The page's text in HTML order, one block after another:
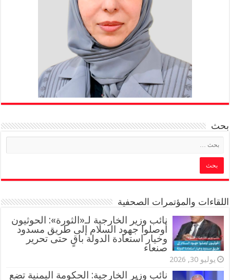
بحث
اللقاءات والمؤتمرات الصحفية
‏نائب وزير الخارجية لـ«الثورة»: الحوثيون
أوصلوا جهود السلام إلى طريق مسدود
وخيار استعادة الدولة باقٍ حتى تحرير
صنعاء
يوليو 30, 2026
نائب وزير الخارجية: الحكومة اليمنية تضع